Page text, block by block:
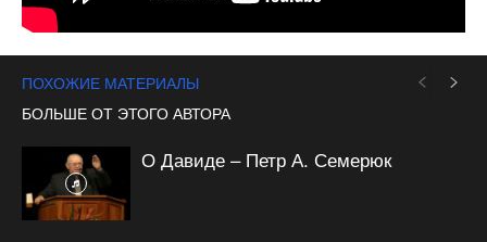
ПОХОЖИЕ МАТЕРИАЛЫ
БОЛЬШЕ ОТ ЭТОГО АВТОРА
О Давиде – Петр А. Семерюк